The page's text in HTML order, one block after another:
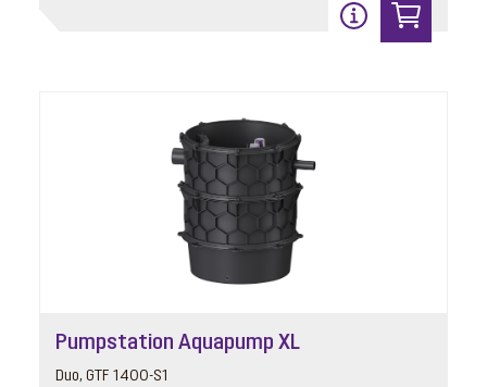
Pumpstation Aquapump XL
Duo, GTF 1400-S1